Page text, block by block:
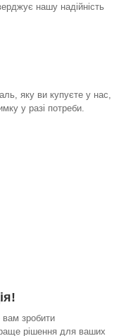
нашу надійність
яку ви купуєте у нас,
у разі потреби.
зробити
рішення для ваших